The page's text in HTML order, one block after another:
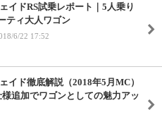
イドRS試乗レポート｜5人乗り
ティ大人ワゴン
6/22 17:52
イド徹底解説（2018年5月MC）
様追加でワゴンとしての魅力アッ